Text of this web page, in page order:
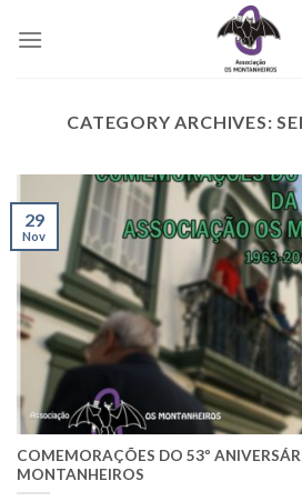
CATEGORY ARCHIVES:
COMEMORAÇÕES DO 53º
MONTANHEIROS
29
Nov